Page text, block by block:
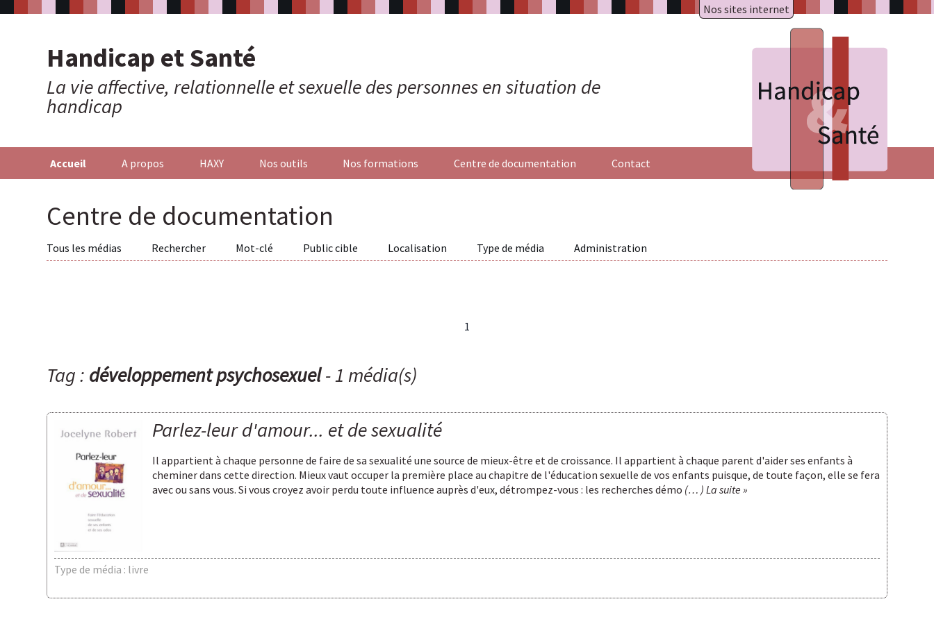
Handicap et Santé
La vie affective, relationnelle et sexuelle des personnes en situation de
handicap
Nos sites internet
A.R.A.P.H.
HAXY moteur
Accueil A propos HAXY Nos outils Nos formations Centre de documentation Contact
Centre de documentation
Tous les médias Rechercher Mot-clé Public cible Localisation Type de média Administration
1
Tag : développement psychosexuel- 1 média(s)
Parlez-leur d'amour... et de sexualité
Il appartient à chaque personne de faire de sa sexualité une source de mieux-être et de croissance. Il appartient à chaque parent d'aider ses enfants à
cheminer dans cette direction. Mieux vaut occuper la première place au chapitre de l'éducation sexuelle de vos enfants puisque, de toute façon, elle se fera
avec ou sans vous. Si vous croyez avoir perdu toute influence auprès d'eux, détrompez-vous : les recherches démo (… ) La suite »
Type de média : livre